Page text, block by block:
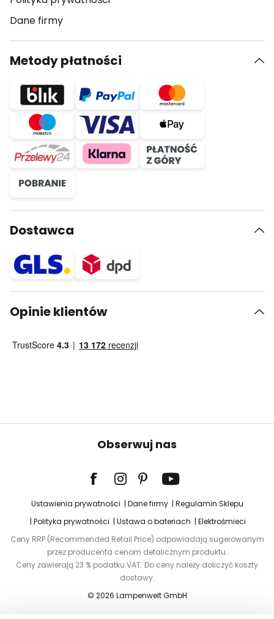
Dane firmy
Metody płatności
Dostawca
Opinie klientów
Obserwuj nas
Ustawienia prywatności Dane firmy
Regulamin Sklepu
Polityka prywatności
Ustawa o bateriach
Elektrośmieci
Ceny RRP (Recommended Retail Price) odpowiadają sugerowanym
przez producenta cenom detalicznym produktu.
Ceny zawierają 23 % podatku VAT. Do ceny należy doliczyć koszty
dostawy.
© 2026 Lampenwelt GmbH